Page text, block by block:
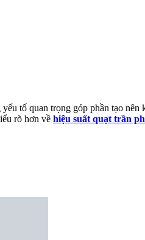
tố quan trọng góp phần tạo
rõ hơn về hiệu suất quạt trần